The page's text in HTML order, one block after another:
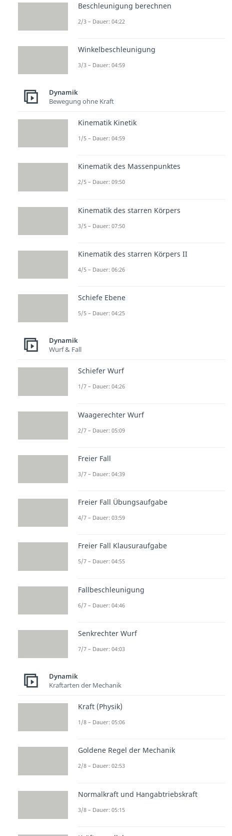
Beschleunigung berechnen
2/3 – Dauer: 04:22
Winkelbeschleunigung
3/3 – Dauer: 04:59
Dynamik
Bewegung ohne Kraft
Kinematik Kinetik
1/5 – Dauer: 04:59
Kinematik des Massenpunktes
2/5 – Dauer: 09:50
Kinematik des starren Körpers
3/5 – Dauer: 07:50
Kinematik des starren Körpers II
4/5 – Dauer: 06:26
Schiefe Ebene
5/5 – Dauer: 04:25
Dynamik
Wurf & Fall
Schiefer Wurf
1/7 – Dauer: 04:26
Waagerechter Wurf
2/7 – Dauer: 05:09
Freier Fall
3/7 – Dauer: 04:39
Freier Fall Übungsaufgabe
4/7 – Dauer: 03:59
Freier Fall Klausuraufgabe
5/7 – Dauer: 04:55
Fallbeschleunigung
6/7 – Dauer: 04:46
Senkrechter Wurf
7/7 – Dauer: 04:03
Dynamik
Kraftarten der Mechanik
Kraft (Physik)
1/8 – Dauer: 05:06
Goldene Regel der Mechanik
2/8 – Dauer: 02:53
Normalkraft und Hangabtriebskraft
3/8 – Dauer: 05:15